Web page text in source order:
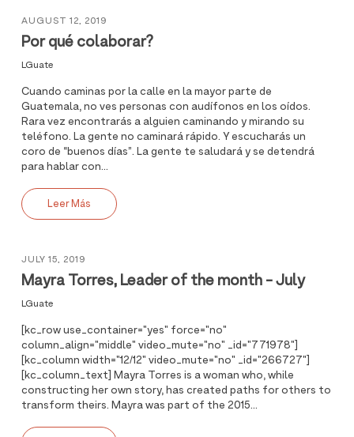
AUGUST 12, 2019
Por qué colaborar?
LGuate
Cuando caminas por la calle en la mayor parte de
Guatemala, no ves personas con audífonos en los oídos.
Rara vez encontrarás a alguien caminando y mirando su
teléfono. La gente no caminará rápido. Y escucharás un
coro de “buenos días”. La gente te saludará y se detendrá
para hablar con...
Leer Más
JULY 15, 2019
Mayra Torres, Leader of the month - July
LGuate
[kc_row use_container="yes" force="no"
column_align="middle" video_mute="no" _id="771978"]
[kc_column width="12/12" video_mute="no" _id="266727"]
[kc_column_text] Mayra Torres is a woman who, while
constructing her own story, has created paths for others to
transform theirs. Mayra was part of the 2015...